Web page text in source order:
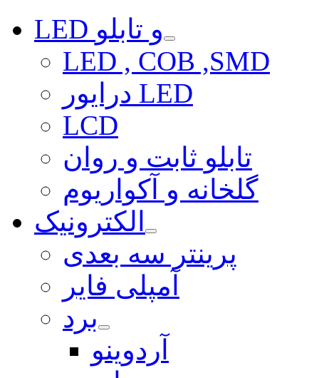
LED و تابلو
LED , COB ,SMD
درایور LED
LCD
تابلو ثابت و روان
گلخانه و آکواریوم
الکترونیک
پرینتر سه بعدی
آمپلی فایر
برد
آردوینو